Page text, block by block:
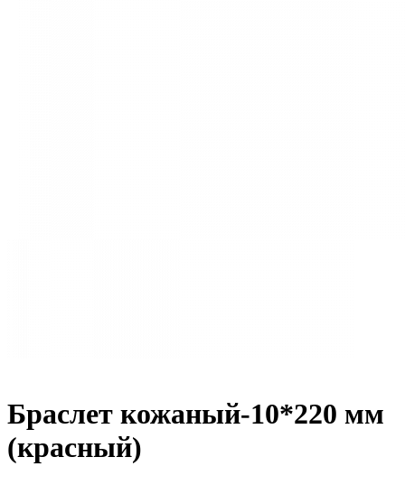
Браслет кожаный-10*220 мм
(красный)